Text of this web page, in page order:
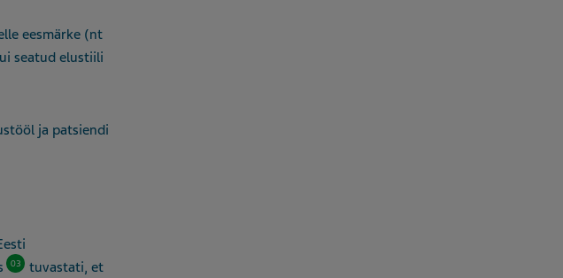
eesmärke (nt
seatud elustiili
ja patsiendi
03
tuvastati, et